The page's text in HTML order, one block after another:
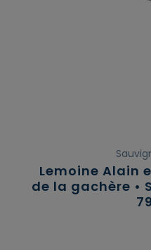
Lemoine Alain
de la gachère •